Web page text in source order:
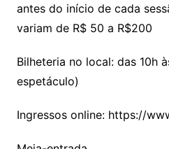
antes do início de cada
variam de R$ 50 a R$200
Bilheteria no local: das 10h
espetáculo)
Ingressos online: https://